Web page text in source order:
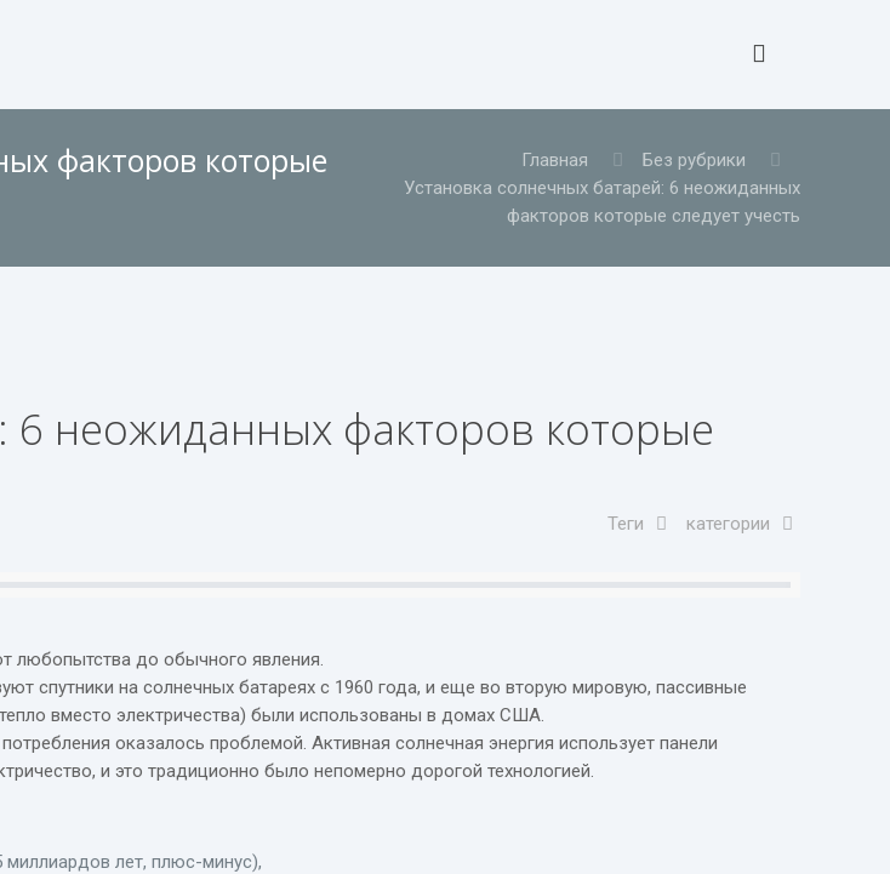
факторов которые Главная
Без рубрики
Установка солнечных батарей: 6 неожиданных
факторов которые следует учесть
6 неожиданных факторов которые
категории
Теги
любопытства до обычного явления.
спутники на солнечных батареях с 1960 года, и еще во вторую мировую, пассивные
вместо электричества) были использованы в домах США.
оказалось проблемой. Активная солнечная энергия использует панели
и это традиционно было непомерно дорогой технологией.
миллиардов лет, плюс-минус),